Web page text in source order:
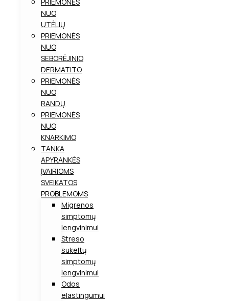
NUO
UTĖLIŲ
PRIEMONĖS
NUO
SEBORĖJINIO
DERMATITO
PRIEMONĖS
NUO
RANDŲ
PRIEMONĖS
NUO
KNARKIMO
TANKA
APYRANKĖS
ĮVAIRIOMS
SVEIKATOS
PROBLEMOMS
Migrenos
simptomų
lengvinimui
Streso
sukeltų
simptomų
lengvinimui
Odos
elastingumui